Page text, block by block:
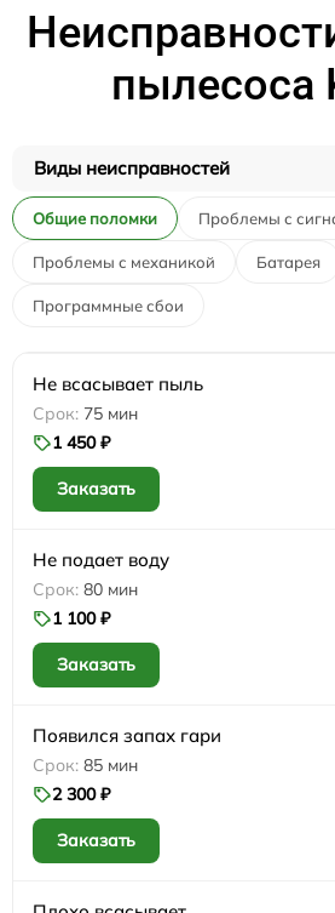
пылесоса
Виды неисправностей
Общие поломки Проблемы с
Проблемы с механикой Батарея
Программные сбои
Не всасывает пыль
75 мин
1 450 ₽
Заказать
Не подает воду
80 мин
1 100 ₽
Заказать
Появился запах гари
85 мин
2 300 ₽
Заказать